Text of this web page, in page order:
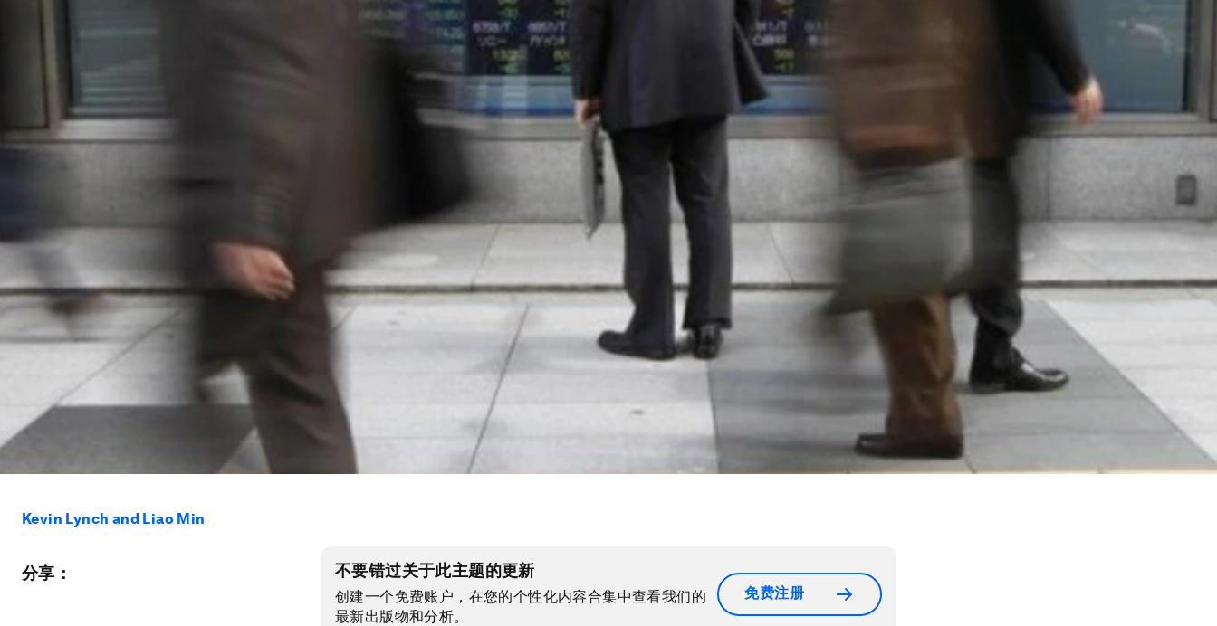
Kevin Lynch and Liao Min
分享： 不要错过关于此主题的更新
创建一个免费账户，在您的个性化内容合集中查看我们的
最新出版物和分析。
免费注册